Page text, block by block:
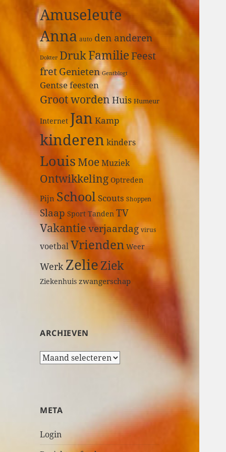
a
r
:
Amuseleute
Anna auto den anderen
Dokter DrukFamilieFeest
fretGenieten Gentblogt
Gentse feesten
Groot worden Huis Humeur
Internet Jan Kamp
kinderenkinders
LouisMoeMuziek
Ontwikkeling Optreden
Pijn SchoolScouts Shoppen
Slaap Sport Tanden TV
Vakantie verjaardag virus
voetbalVrienden Weer
Werk ZelieZiek
Ziekenhuis zwangerschap
ARCHIEVEN
A
i
v
META
Login